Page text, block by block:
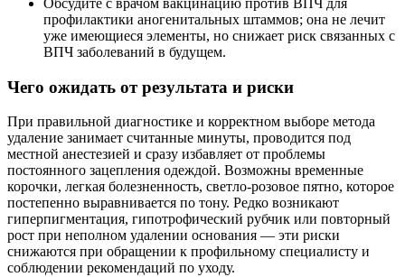
профилактики аногенитальных штаммов; она не лечит
уже имеющиеся элементы, но снижает риск связанных с
ВПЧ заболеваний в будущем.
Чего ожидать от результата и риски
При правильной диагностике и корректном выборе метода
удаление занимает считанные минуты, проводится под
местной анестезией и сразу избавляет от проблемы
постоянного зацепления одеждой. Возможны временные
корочки, легкая болезненность, светло-розовое пятно, которое
постепенно выравнивается по тону. Редко возникают
гиперпигментация, гипотрофический рубчик или повторный
рост при неполном удалении основания — эти риски
снижаются при обращении к профильному специалисту и
соблюдении рекомендаций по уходу.